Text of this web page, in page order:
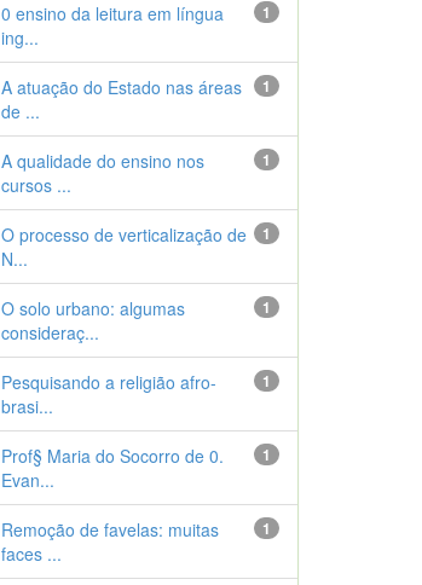
1
0 ensino da leitura em língua
ing...
1
A atuação do Estado nas áreas
de ...
1
A qualidade do ensino nos
cursos ...
1
O processo de verticalização de
N...
1
O solo urbano: algumas
consideraç...
1
Pesquisando a religião afro-
brasi...
1
Prof§ Maria do Socorro de 0.
Evan...
1
Remoção de favelas: muitas
faces ...